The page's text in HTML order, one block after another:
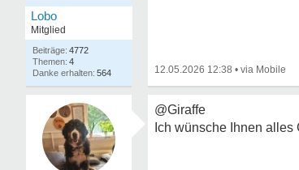
Lobo
Mitglied
4772
4
564
12.05.2026 12:38 •
@Giraffe
Ich wünsche Ihnen